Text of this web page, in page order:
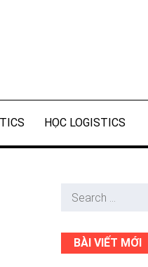
HỌC LOGISTICS
Search
BÀI VIẾT MỚI